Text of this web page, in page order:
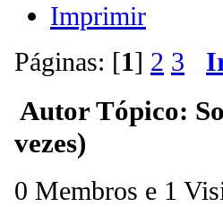
Imprimir
Páginas: [1] 2 3
AutorTópico:
vezes)
0 Membros e 1